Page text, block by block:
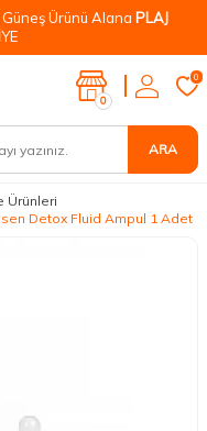
Ürünü Alana PLAJ
ARA
0
0
Ürünleri
Detox Fluid Ampul 1 Adet